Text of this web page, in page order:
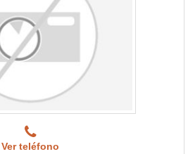
Ver teléfono